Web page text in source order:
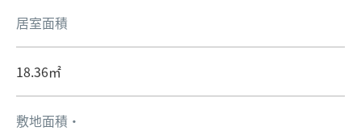
居室面積
18.36㎡
敷地面積・